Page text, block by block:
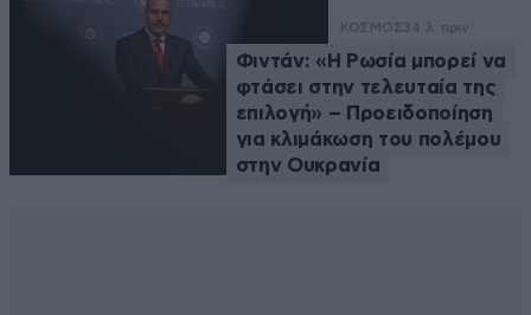
ΚΟΣΜΟΣ34 λ. πριν
Φιντάν: «Η Ρωσία μπορεί να
φτάσει στην τελευταία της
επιλογή» – Προειδοποίηση
για κλιμάκωση του πολέμου
στην Ουκρανία